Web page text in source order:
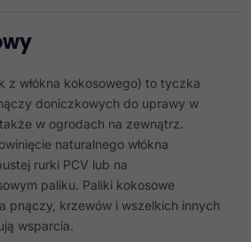
z włókna kokosowego) to tyczka
doniczkowych do uprawy w
w ogrodach na zewnątrz.
naturalnego włókna
rurki PCV lub na
paliku. Paliki kokosowe
pnączy, krzewów i wszelkich innych
wsparcia.